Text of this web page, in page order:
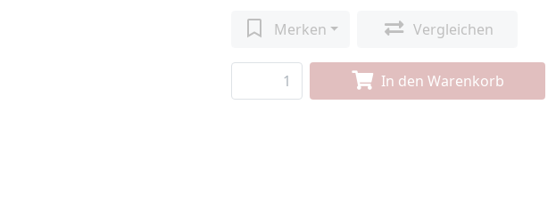
Merken Vergleichen
In den Warenkorb